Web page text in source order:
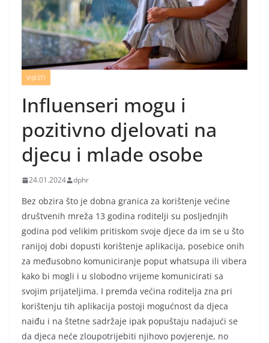
VIJESTI
Influenseri mogu i
pozitivno djelovati na
djecu i mlade osobe
24.01.2024 dphr
Bez obzira što je dobna granica za korištenje većine
društvenih mreža 13 godina roditelji su posljednjih
godina pod velikim pritiskom svoje djece da im se u što
ranijoj dobi dopusti korištenje aplikacija, posebice onih
za međusobno komuniciranje poput whatsupa ili vibera
kako bi mogli i u slobodno vrijeme komunicirati sa
svojim prijateljima. I premda većina roditelja zna pri
korištenju tih aplikacija postoji mogućnost da djeca
naiđu i na štetne sadržaje ipak popuštaju nadajući se
da djeca neće zloupotrijebiti njihovo povjerenje, no